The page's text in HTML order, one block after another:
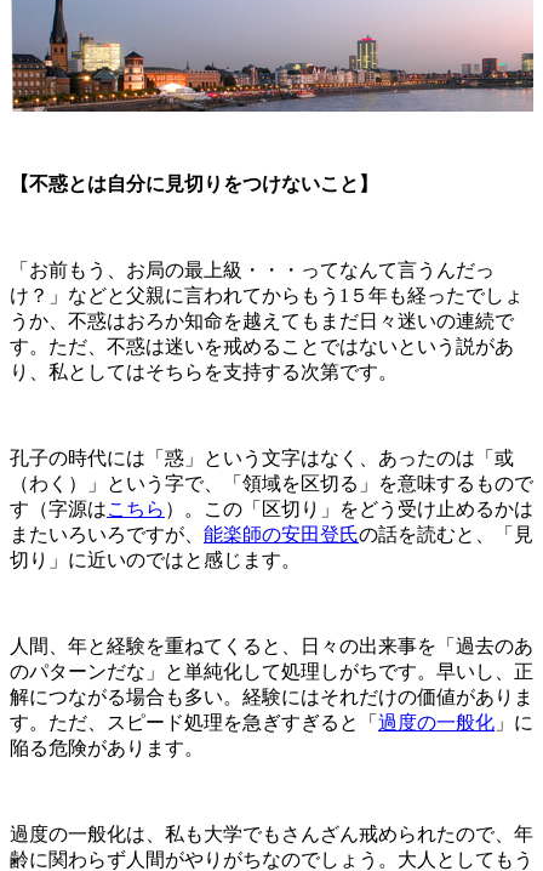
【不惑とは自分に見切りをつけないこと】
「お前もう、お局の最上級・・・ってなんて言うんだっ
け？」などと父親に言われてからもう1５年も経ったでしょ
うか、不惑はおろか知命を越えてもまだ日々迷いの連続で
す。ただ、不惑は迷いを戒めることではないという説があ
り、私としてはそちらを支持する次第です。
孔子の時代には「惑」という文字はなく、あったのは「或
（わく）」という字で、「領域を区切る」を意味するもので
す（字源はこちら ）。この「区切り」をどう受け止めるかは
またいろいろですが、 能楽師の安田登氏の話を読むと、「見
切り」に近いのではと感じます。
人間、年と経験を重ねてくると、日々の出来事を「過去のあ
のパターンだな」と単純化して処理しがちです。早いし、正
解につながる場合も多い。経験にはそれだけの価値がありま
す。ただ、スピード処理を急ぎすぎると「 過度の一般化 」に
陥る危険があります。
過度の一般化は、私も大学でもさんざん戒められたので、年
齢に関わらず人間がやりがちなのでしょう。大人としてもう